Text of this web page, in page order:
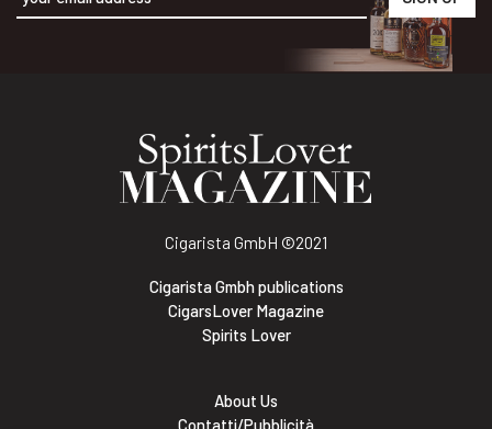
Cigarista GmbH ©2021
Cigarista Gmbh publications
CigarsLover Magazine
Spirits Lover
About Us
Contatti/Pubblicità